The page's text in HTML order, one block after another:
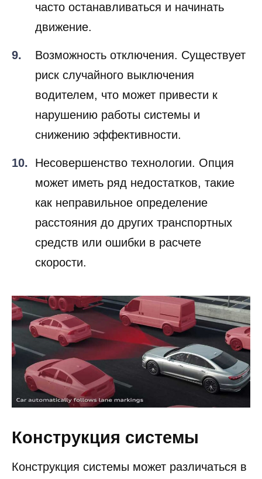
часто останавливаться и начинать
движение.
Возможность отключения. Существует
риск случайного выключения
водителем, что может привести к
нарушению работы системы и
снижению эффективности.
Несовершенство технологии. Опция
может иметь ряд недостатков, такие
как неправильное определение
расстояния до других транспортных
средств или ошибки в расчете
скорости.
Конструкция системы
Конструкция системы может различаться в